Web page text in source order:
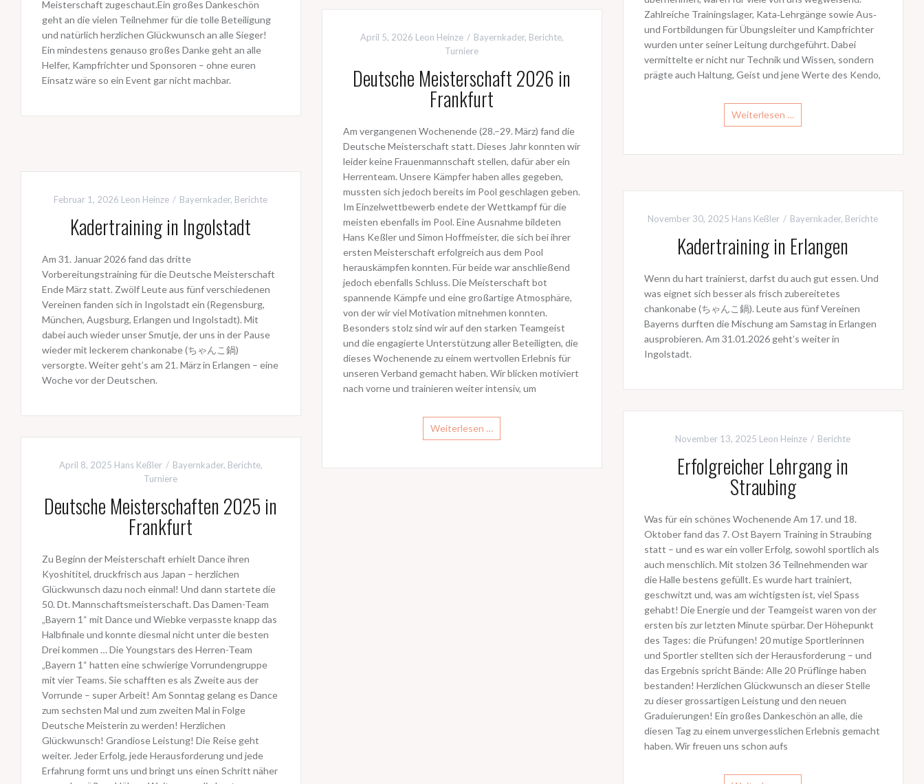
Meisterschaft zugeschaut.Ein großes Dankeschön
geht an die vielen Teilnehmer für die tolle Beteiligung
und natürlich herzlichen Glückwunsch an alle Sieger!
Ein mindestens genauso großes Danke geht an alle
Helfer, Kampfrichter und Sponsoren – ohne euren
Einsatz wäre so ein Event gar nicht machbar.
Zahlreiche Trainingslager, Kata‑Lehrgänge sowie Aus‑
und Fortbildungen für Übungsleiter und Kampfrichter
wurden unter seiner Leitung durchgeführt. Dabei
vermittelte er nicht nur Technik und Wissen, sondern
prägte auch Haltung, Geist und jene Werte des Kendo,
Weiterlesen …
April 5, 2026 Leon Heinze Bayernkader, Berichte,
Turniere
Deutsche Meisterschaft 2026 in
Frankfurt
Am vergangenen Wochenende (28.–29. März) fand die
Deutsche Meisterschaft statt. Dieses Jahr konnten wir
leider keine Frauenmannschaft stellen, dafür aber ein
Herrenteam. Unsere Kämpfer haben alles gegeben,
mussten sich jedoch bereits im Pool geschlagen geben.
Im Einzelwettbewerb endete der Wettkampf für die
meisten ebenfalls im Pool. Eine Ausnahme bildeten
Hans Keßler und Simon Hoffmeister, die sich bei ihrer
ersten Meisterschaft erfolgreich aus dem Pool
herauskämpfen konnten. Für beide war anschließend
jedoch ebenfalls Schluss. Die Meisterschaft bot
spannende Kämpfe und eine großartige Atmosphäre,
von der wir viel Motivation mitnehmen konnten.
Besonders stolz sind wir auf den starken Teamgeist
und die engagierte Unterstützung aller Beteiligten, die
dieses Wochenende zu einem wertvollen Erlebnis für
unseren Verband gemacht haben. Wir blicken motiviert
nach vorne und trainieren weiter intensiv, um
Weiterlesen …
Februar 1, 2026 Leon Heinze Bayernkader, Berichte
Kadertraining in Ingolstadt
Am 31. Januar 2026 fand das dritte
Vorbereitungstraining für die Deutsche Meisterschaft
Ende März statt. Zwölf Leute aus fünf verschiedenen
Vereinen fanden sich in Ingolstadt ein (Regensburg,
München, Augsburg, Erlangen und Ingolstadt). Mit
dabei auch wieder unser Smutje, der uns in der Pause
wieder mit leckerem chankonabe (ちゃんこ鍋)
versorgte. Weiter geht’s am 21. März in Erlangen – eine
Woche vor der Deutschen.
November 30, 2025 Hans Keßler Bayernkader, Berichte
Kadertraining in Erlangen
Wenn du hart trainierst, darfst du auch gut essen. Und
was eignet sich besser als frisch zubereitetes
chankonabe (ちゃんこ鍋). Leute aus fünf Vereinen
Bayerns durften die Mischung am Samstag in Erlangen
ausprobieren. Am 31.01.2026 geht’s weiter in
Ingolstadt.
November 13, 2025 Leon Heinze Berichte
Erfolgreicher Lehrgang in
Straubing
Was für ein schönes Wochenende Am 17. und 18.
Oktober fand das 7. Ost Bayern Training in Straubing
statt – und es war ein voller Erfolg, sowohl sportlich als
auch menschlich. ​Mit stolzen 36 Teilnehmenden war
die Halle bestens gefüllt. Es wurde hart trainiert,
geschwitzt und, was am wichtigsten ist, viel Spass
gehabt! Die Energie und der Teamgeist waren von der
ersten bis zur letzten Minute spürbar. ​Der Höhepunkt
des Tages: die Prüfungen! 20 mutige Sportlerinnen
und Sportler stellten sich der Herausforderung – und
das Ergebnis spricht Bände: Alle 20 Prüflinge haben
bestanden! Herzlichen Glückwunsch an dieser Stelle
zu dieser grossartigen Leistung und den neuen
Graduierungen! ​Ein großes Dankeschön an alle, die
diesen Tag zu einem unvergesslichen Erlebnis gemacht
haben. Wir freuen uns schon aufs
April 8, 2025 Hans Keßler Bayernkader, Berichte,
Turniere
Deutsche Meisterschaften 2025 in
Frankfurt
Zu Beginn der Meisterschaft erhielt Dance ihren
Kyoshititel, druckfrisch aus Japan – herzlichen
Glückwunsch dazu noch einmal! Und dann startete die
50. Dt. Mannschaftsmeisterschaft. Das Damen-Team
„Bayern 1“ mit Dance und Wiebke verpasste knapp das
Halbfinale und konnte diesmal nicht unter die besten
Drei kommen … Die Youngstars des Herren-Team
„Bayern 1“ hatten eine schwierige Vorrundengruppe
mit vier Teams. Sie schafften es als Zweite aus der
Vorrunde – super Arbeit! Am Sonntag gelang es Dance
zum sechsten Mal und zum zweiten Mal in Folge
Deutsche Meisterin zu werden! Herzlichen
Glückwunsch! Grandiose Leistung! Die Reise geht
weiter. Jeder Erfolg, jede Herausforderung und jede
Erfahrung formt uns und bringt uns einen Schritt näher